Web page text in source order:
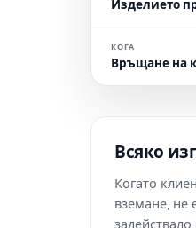
Изделието
КОГА
Връщане на
Всяко
Когато
вземане, не